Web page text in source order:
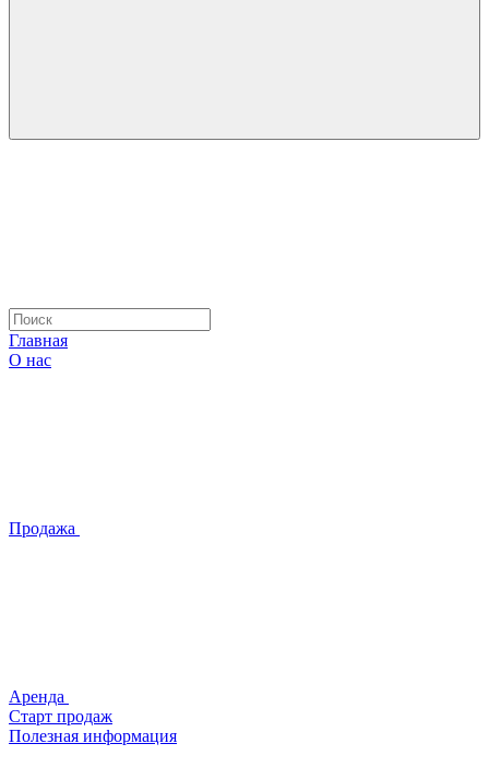
Главная
О нас
Продажа
Аренда
Старт продаж
Полезная информация